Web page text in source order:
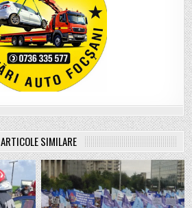
ARTICOLE SIMILARE